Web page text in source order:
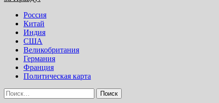
Россия
Китай
Индия
США
Великобритания
Германия
Франция
Политическая карта
Найти: